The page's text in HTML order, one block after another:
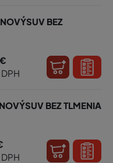
BEZ
BEZ TLMENIA